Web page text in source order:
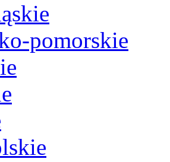
pomorskie